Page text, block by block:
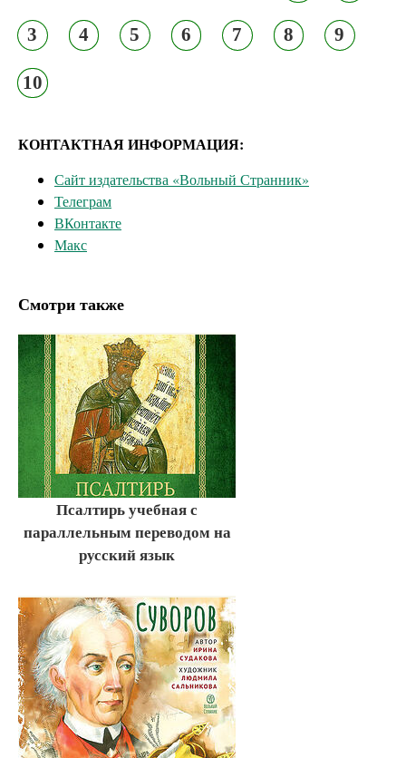
3 4 5 6 7 8 9
10
КОНТАКТНАЯ ИНФОРМАЦИЯ:
Сайт издательства «Вольный Странник»
Телеграм
ВКонтакте
Макс
Смотри также
Псалтирь учебная с
параллельным переводом на
русский язык